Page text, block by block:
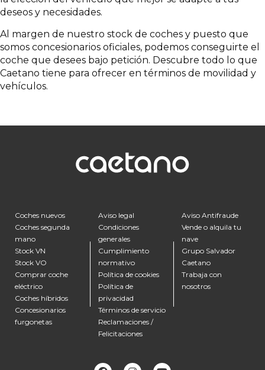
deseos y necesidades.
Al margen de nuestro stock de coches y puesto que
somos concesionarios oficiales, podemos conseguirte el
coche que desees bajo petición. Descubre todo lo que
Caetano tiene para ofrecer en términos de movilidad y
vehículos.
Coches nuevos
Coches segunda
mano
Stock VN
Stock VO
Comprar coche
eléctrico
Coches híbridos
Concesionarios
furgonetas
Aviso legal
Condiciones
generales
Cumplimiento
normativo
Política de cookies
Política de
privacidad
Términos de servicio
Reclamaciones /
Felicitaciones
Aviso Antifraude
Vende o alquila tu
nave
Grupo Salvador
Caetano
Trabaja con
nosotros